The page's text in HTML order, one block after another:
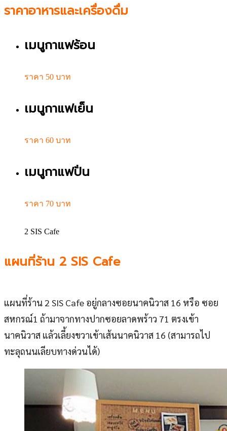
ราคาอาหารและเครื่องดื่ม
เมนูกาแฟร้อน
ราคา 50 บาท
เมนูกาแฟเย็น
ราคา 60 บาท
เมนูกาแฟปั่น
ราคา 70 บาท
2 SIS Cafe
แผนที่ร้าน 2 SIS Cafe
แผนที่ร้าน 2 SIS Cafe อยู่กลางซอยนาคนิวาส 16 หรือ ซอย
สหกรณ์1 ถ้ามาจากทางปากซอยลาดพร้าว 71 ตรงเข้า
นาคนิวาส แล้วเลี้ยงขวาเข้าเส้นนาคนิวาส 16 (สามารถไป
ทะลุถนนเลียบทางด่วนได้)